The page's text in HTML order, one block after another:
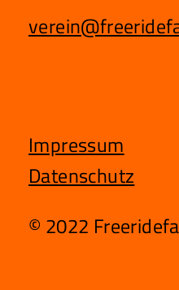
Impressum
Datenschutz
© 2022